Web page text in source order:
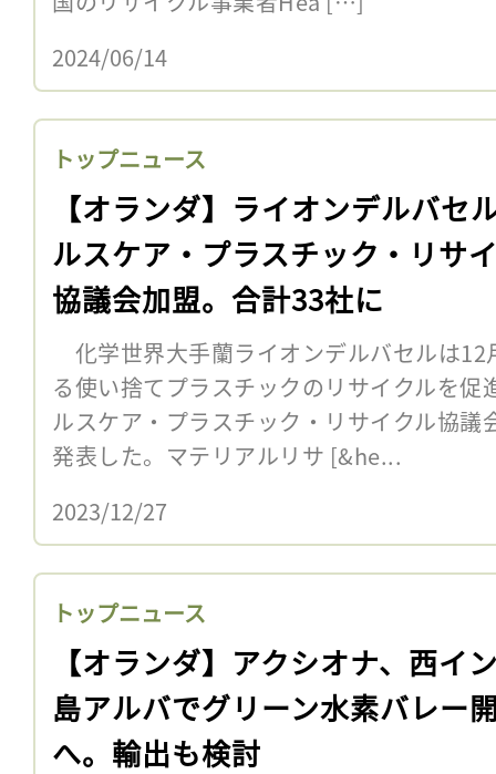
2024/06/14
トップニュース
【オランダ】ライオンデルバセ
ルスケア・プラスチック・リサ
協議会加盟。合計33社に
化学世界大手蘭ライオンデルバセルは12
る使い捨てプラスチックのリサイクルを
ルスケア・プラスチック・リサイクル協議
発表した。マテリアルリサ [&he...
2023/12/27
トップニュース
【オランダ】アクシオナ、西イ
島アルバでグリーン水素バレー
へ。輸出も検討